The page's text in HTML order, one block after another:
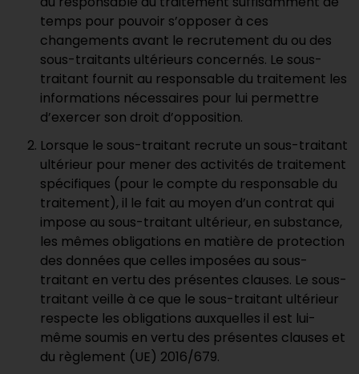
temps pour pouvoir s’opposer à ces
changements avant le recrutement du ou des
sous-traitants ultérieurs concernés. Le sous-
traitant fournit au responsable du traitement les
informations nécessaires pour lui permettre
d’exercer son droit d’opposition.
Lorsque le sous-traitant recrute un sous-traitant
ultérieur pour mener des activités de traitement
spécifiques (pour le compte du responsable du
traitement), il le fait au moyen d’un contrat qui
impose au sous-traitant ultérieur, en substance,
les mêmes obligations en matière de protection
des données que celles imposées au sous-
traitant en vertu des présentes clauses. Le sous-
traitant veille à ce que le sous-traitant ultérieur
respecte les obligations auxquelles il est lui-
même soumis en vertu des présentes clauses et
du règlement (UE) 2016/679.